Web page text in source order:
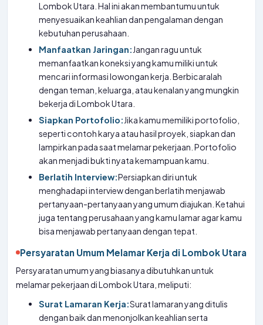
Lombok Utara. Hal ini akan membantumu untuk
menyesuaikan keahlian dan pengalaman dengan
kebutuhan perusahaan.
Manfaatkan Jaringan:Jangan ragu untuk
memanfaatkan koneksi yang kamu miliki untuk
mencari informasi lowongan kerja. Berbicaralah
dengan teman, keluarga, atau kenalan yang mungkin
bekerja di Lombok Utara.
Siapkan Portofolio:Jika kamu memiliki portofolio,
seperti contoh karya atau hasil proyek, siapkan dan
lampirkan pada saat melamar pekerjaan. Portofolio
akan menjadi bukti nyata kemampuan kamu.
Berlatih Interview:Persiapkan diri untuk
menghadapi interview dengan berlatih menjawab
pertanyaan-pertanyaan yang umum diajukan. Ketahui
juga tentang perusahaan yang kamu lamar agar kamu
bisa menjawab pertanyaan dengan tepat.
Persyaratan Umum Melamar Kerja di Lombok Utara
Persyaratan umum yang biasanya dibutuhkan untuk
melamar pekerjaan di Lombok Utara, meliputi:
Surat Lamaran Kerja:Surat lamaran yang ditulis
dengan baik dan menonjolkan keahlian serta